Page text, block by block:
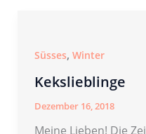
Süsses, Winter
Kekslieblinge
Dezember 16, 2018
Meine Lieben! Die